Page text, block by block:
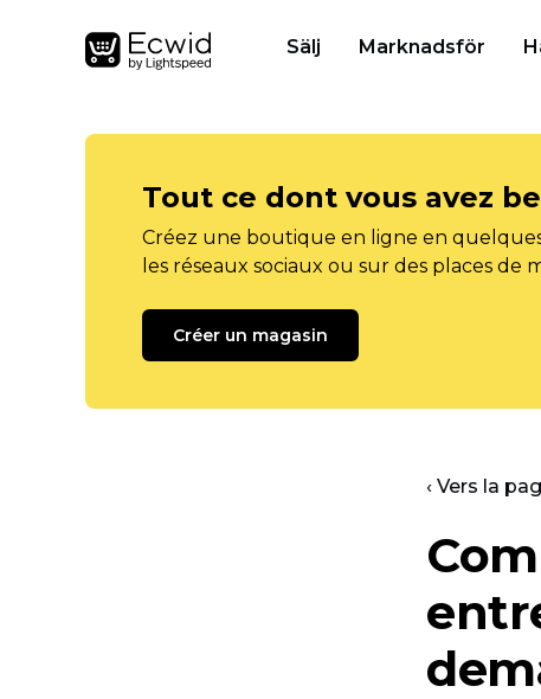
Sälj Marknadsför
Tout ce dont vous avez
Créez une boutique en ligne en
les réseaux sociaux ou sur des places de
Créer un magasin
‹ Vers la